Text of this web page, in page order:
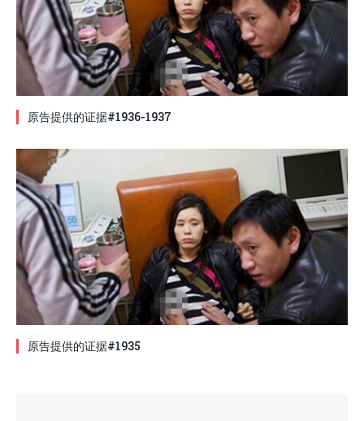
原告提供的证据#1936-1937
原告提供的证据#1935